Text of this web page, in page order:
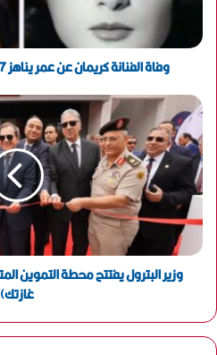
ر
ي
وفاة الفنانة كريمان عن عمر يناهز 87 عامًا بعد صراع مع المرض
غازتك)